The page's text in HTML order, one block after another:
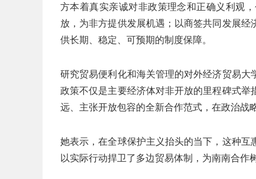
方本着真实亲诚对非政策理念和正确义利观
放，为非方提供发展机遇；以商签共同发展
供长期、稳定、可预期的制度保障。
研究贸易便利化和海关管理的对外经济贸易
政策不仅是主要经济体对非开放的里程碑式
远、主张开放包容的全新合作范式，在政治战
她表示，在全球保护主义抬头的当下，这种
以实际行动捍卫了多边贸易体制，为南南合作